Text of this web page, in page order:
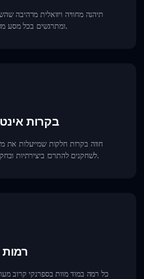
תיהנה מחוויה ויזואלית מרהיבה
ומתרגשים בכל מסע מוזיקלי מעורר פחד.
בקרות
חווה בקרות חלקות שמייעלות את
לשחקנים להתרכז ביצירתיות ובחקירה בקצב שלהם.
כל רמה במוד מוות בספרנקי קרוב